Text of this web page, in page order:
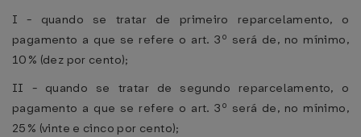
I - quando se tratar de primeiro reparcelamento, o
pagamento a que se refere o art. 3º será de, no mínimo,
10% (dez por cento);
II - quando se tratar de segundo reparcelamento, o
pagamento a que se refere o art. 3º será de, no mínimo,
25% (vinte e cinco por cento);